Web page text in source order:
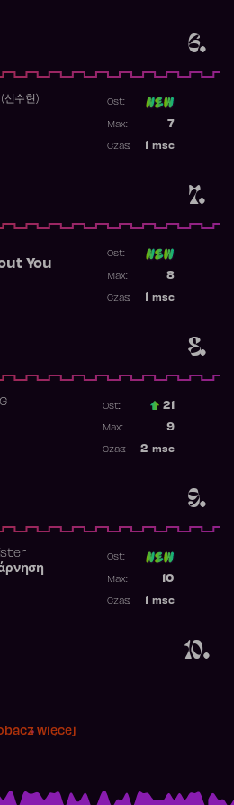
6.
7.
수현) Ost:
7
Max:
msc
Czas:
8.
You
Ost:
8
Max:
msc
Czas:
9.
Ost.: 21
9
Max:
2 msc
Czas:
10.
Ost:
10
Max:
msc
Czas:
więcej